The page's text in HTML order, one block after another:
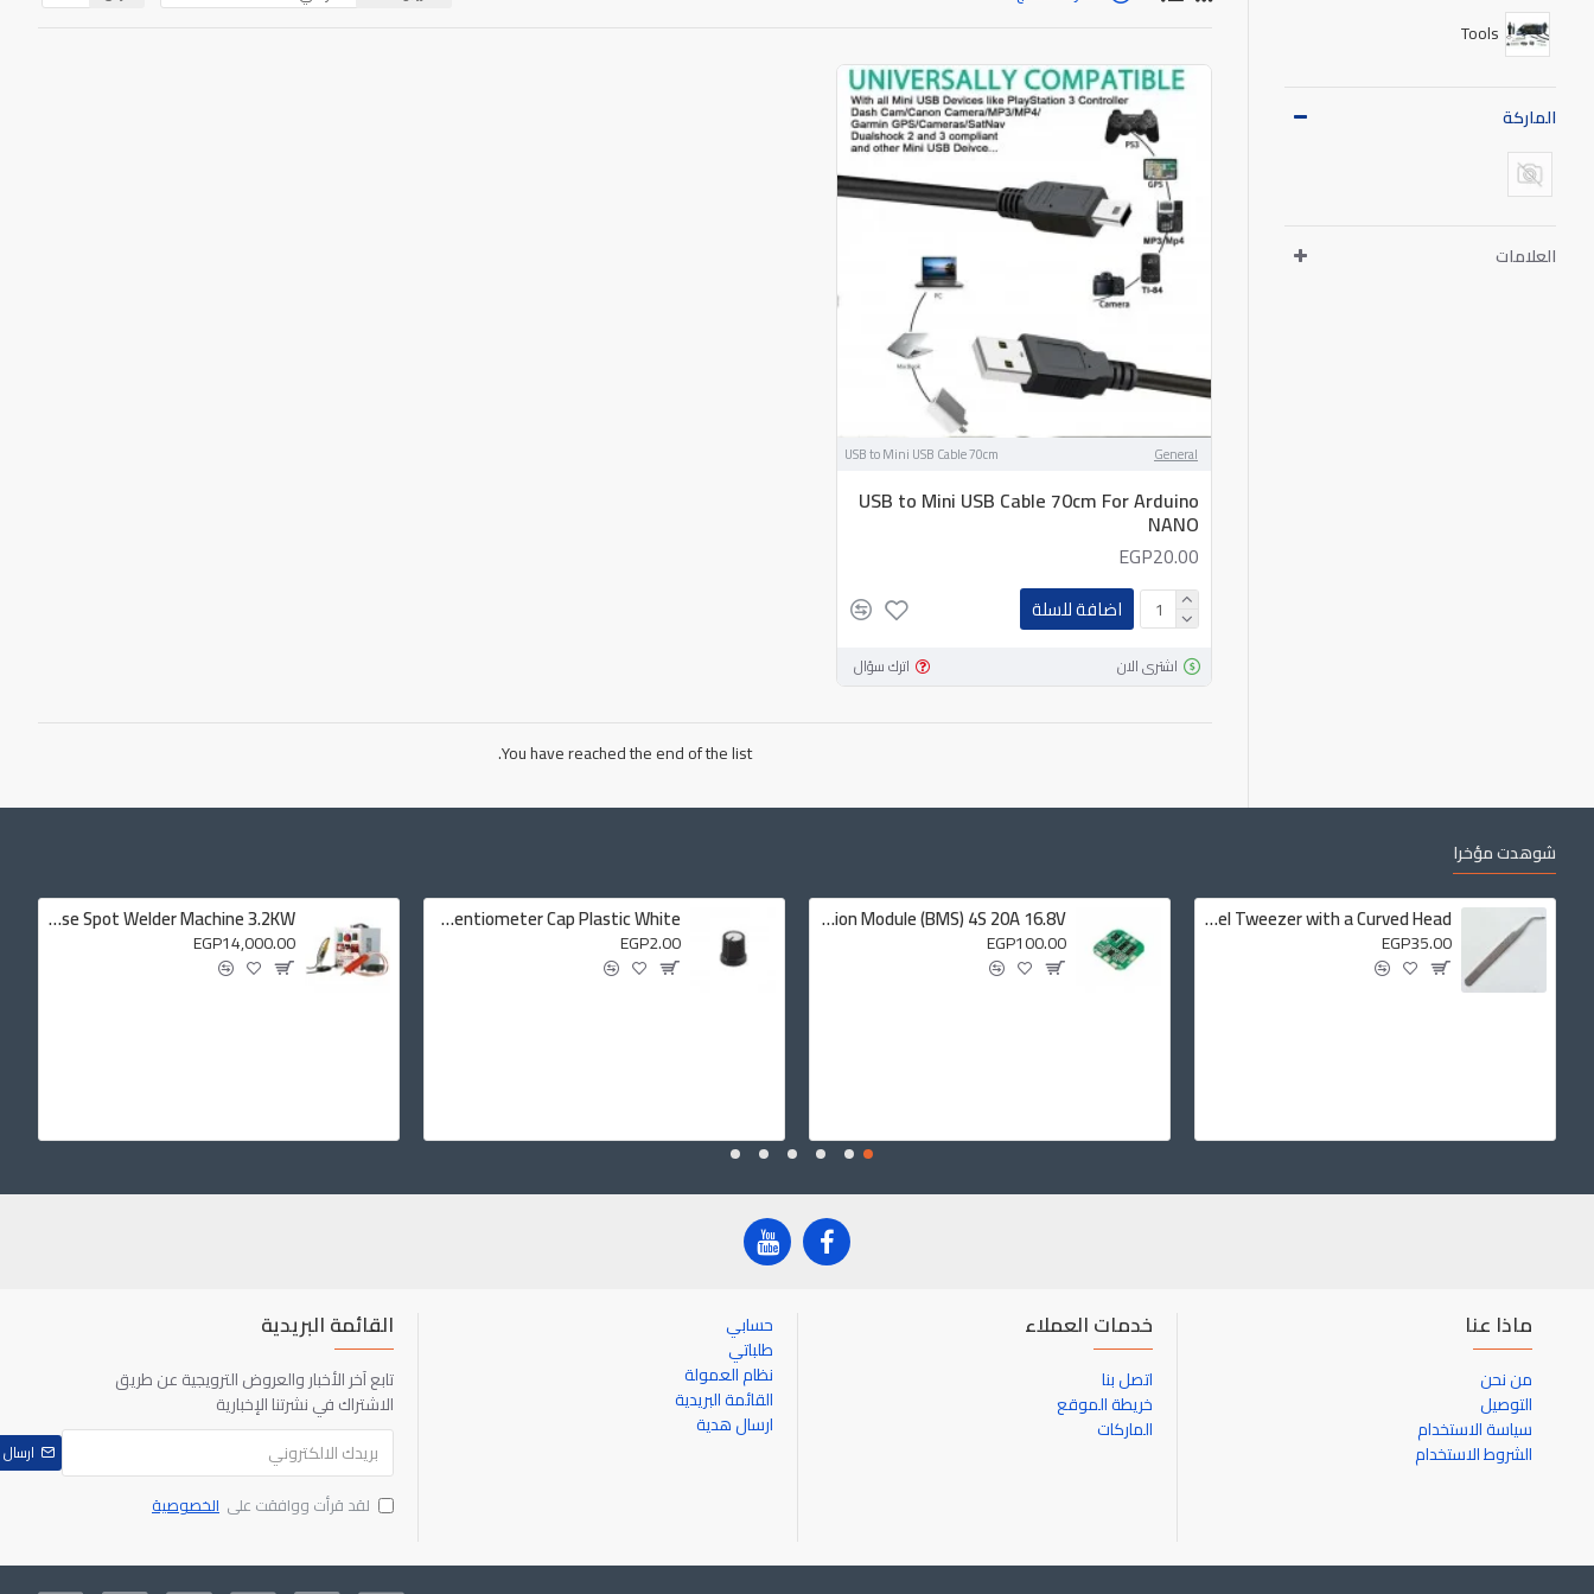
Tools
الماركة
العلامات
General
USB to Mini USB Cable 70cm
USB to Mini USB Cable 70cm For Arduino
NANO
EGP20.00
اضافة للسلة
اشترى الان اترك سؤال
You have reached the end of the list.
شوهدت مؤخرا
Stainless Steel Tweezer with a Curved Head
EGP35.00
Lithium Battery Charger Protection Module (BMS) 4S 20A 16.8V
EGP100.00
Potentiometer Cap Plastic White
EGP2.00
SUNKKO 709A Pulse Spot Welder Machine 3.2KW
EGP14,000.00
ماذا عنا
من نحن
التوصيل
سياسة الاستخدام
الشروط الاستخدام
خدمات العملاء
اتصل بنا
خريطة الموقع
الماركات
حسابي
طلباتي
نظام العمولة
القائمة البريدية
ارسال هدية
القائمة البريدية
تابع آخر الأخبار والعروض الترويجية عن طريق
الاشتراك في نشرتنا الإخبارية
ارسال
لقد قرأت ووافقت على الخصوصية